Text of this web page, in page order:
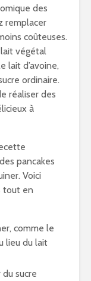
des
remplacer
coûteuses.
végétal
lait d’avoine,
ordinaire.
réaliser des
à
pancakes
Voici
tout en
comme le
lieu du lait
sucre